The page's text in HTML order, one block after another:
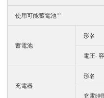
使用可能蓄電池※1
蓄電池
形名
電圧-
充電器
形名
充電時